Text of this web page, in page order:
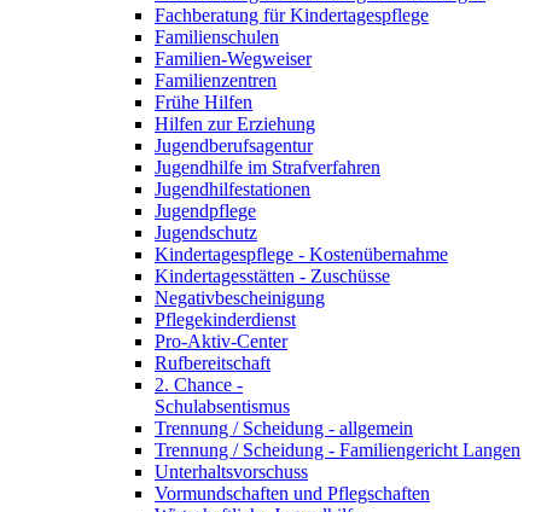
Fachberatung für Kindertagespflege
Familienschulen
Familien-Wegweiser
Familienzentren
Frühe Hilfen
Hilfen zur Erziehung
Jugendberufsagentur
Jugendhilfe im Strafverfahren
Jugendhilfestationen
Jugendpflege
Jugendschutz
Kindertagespflege - Kostenübernahme
Kindertagesstätten - Zuschüsse
Negativbescheinigung
Pflegekinderdienst
Pro-Aktiv-Center
Rufbereitschaft
2. Chance -
Schulabsentismus
Trennung / Scheidung - allgemein
Trennung / Scheidung - Familiengericht Langen
Unterhaltsvorschuss
Vormundschaften und Pflegschaften